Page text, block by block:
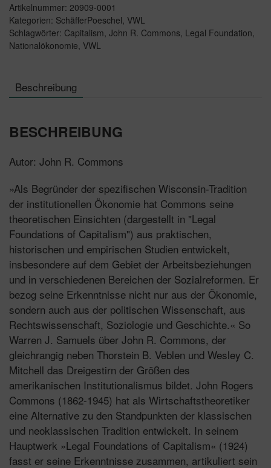
Artikelnummer: 20909-0001
Kategorien: SchäfferPoeschel VWL
Schlagwörter: Capitalism John R. Commons Legal Foundation
Nationalökonomie VWL
Beschreibung
BESCHREIBUNG
Autor: John R. Commons
»Als Begründer der spezifischen Wisconsin-Tradition
der institutionellen Ökonomie hat Commons seine
theoretischen Einsichten (dargestellt in "Legal
Foundations of Capitalism") aus praktischen,
historischen und empirischen Studien entwickelt,
insbesondere auf dem Gebiet der Arbeitsbeziehungen
und in verschiedenen Bereichen der Sozialreformen. Er
bezog seine Erkenntnisse nicht nur aus der Ökonomie,
sondern auch aus der politischen Wissenschaft, aus
Rechtswissenschaft, Soziologie und Geschichte.« So
Warren J. Samuels über John R. Commons, der
gleichrangig neben Thorstein B. Veblen und Wesley C.
Mitchell das Dreigestirn der Größen des
amerikanischen Institutionalismus bildet. John Rogers
Commons (1862-1945) hat als Wirtschaftstheoretiker
eine Alternative zu den Standpunkten der klassischen
und neoklassischen Tradition entwickelt. In seinem
Hauptwerk »Legal Foundations of Capitalism« (1924)
fasst er seine Erkenntnisse zusammen, artikuliert sein